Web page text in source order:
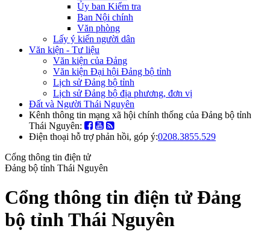
Ủy ban Kiểm tra
Ban Nội chính
Văn phòng
Lấy ý kiến người dân
Văn kiện - Tư liệu
Văn kiện của Đảng
Văn kiện Đại hội Đảng bộ tỉnh
Lịch sử Đảng bộ tỉnh
Lịch sử Đảng bộ địa phương, đơn vị
Đất và Người Thái Nguyên
Kênh thông tin mạng xã hội chính thống của Đảng bộ tỉnh
Thái Nguyên:
Điện thoại hỗ trợ phản hồi, góp ý:0208.3855.529
Cổng thông tin điện tử
Đảng bộ tỉnh Thái Nguyên
Cổng thông tin điện tử Đảng
bộ tỉnh Thái Nguyên